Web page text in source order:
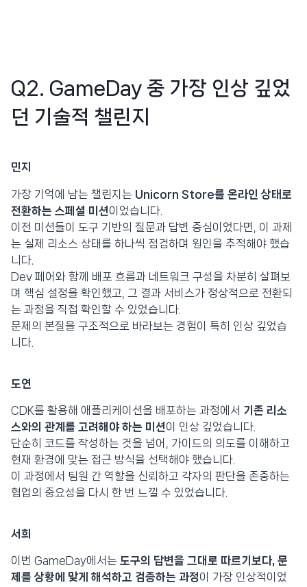
Q2. GameDay 중 가장 인상 깊었
던 기술적 챌린지
민지
가장 기억에 남는 챌린지는 Unicorn Store를 온라인 상태로
전환하는 스페셜 미션이었습니다.
이전 미션들이 도구 기반의 질문과 답변 중심이었다면, 이 과제
는 실제 리소스 상태를 하나씩 점검하며 원인을 추적해야 했습
니다.
Dev 페어와 함께 배포 흐름과 네트워크 구성을 차분히 살펴보
며 핵심 설정을 확인했고, 그 결과 서비스가 정상적으로 전환되
는 과정을 직접 확인할 수 있었습니다.
문제의 본질을 구조적으로 바라보는 경험이 특히 인상 깊었습
니다.
도연
CDK를 활용해 애플리케이션을 배포하는 과정에서 기존 리소
스와의 관계를 고려해야 하는 미션이 인상 깊었습니다.
단순히 코드를 작성하는 것을 넘어, 가이드의 의도를 이해하고
현재 환경에 맞는 접근 방식을 선택해야 했습니다.
이 과정에서 팀원 간 역할을 신뢰하고 각자의 판단을 존중하는
협업의 중요성을 다시 한 번 느낄 수 있었습니다.
서희
이번 GameDay에서는 도구의 답변을 그대로 따르기보다, 문
제를 상황에 맞게 해석하고 검증하는 과정이 가장 인상적이었